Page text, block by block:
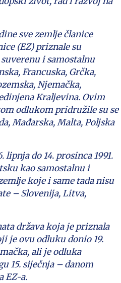
sve zemlje članice
(EZ) priznale su
i samostalnu
Francuska, Grčka,
Njemačka,
Kraljevina. Ovim
odlukom pridružile su se
Mađarska, Malta, Poljska
do 14. prosinca 1991.
kao samostalnu i
koje i same tada nisu
– Slovenija, Litva,
država koja je priznala
je ovu odluku donio 19.
ali je odluka
15. siječnja – danom
EZ-a.